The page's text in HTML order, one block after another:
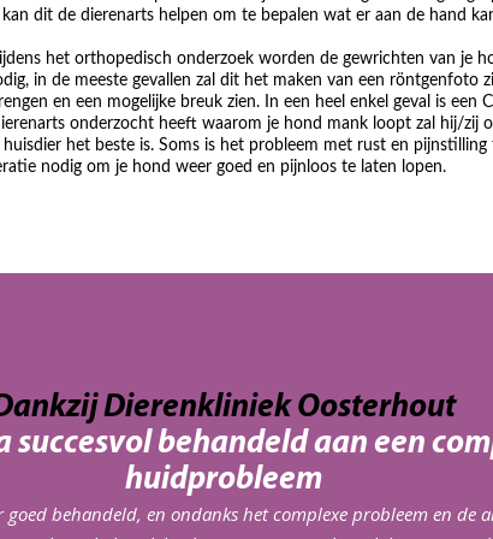
dit de dierenarts helpen om te bepalen wat er aan de hand
het orthopedisch onderzoek worden de gewrichten van je
in de meeste gevallen zal dit het maken van een röntgenfoto
en een mogelijke breuk zien. In een heel enkel geval is een
onderzocht heeft waarom je hond mank loopt zal hij/zij
het beste is. Soms is het probleem met rust en pijnstilling
nodig om je hond weer goed en pijnloos te laten lopen.
Dierenkliniek Oosterhout
succesvol behandeld aan een
huidprobleem
goed behandeld, en ondanks het complexe probleem en de